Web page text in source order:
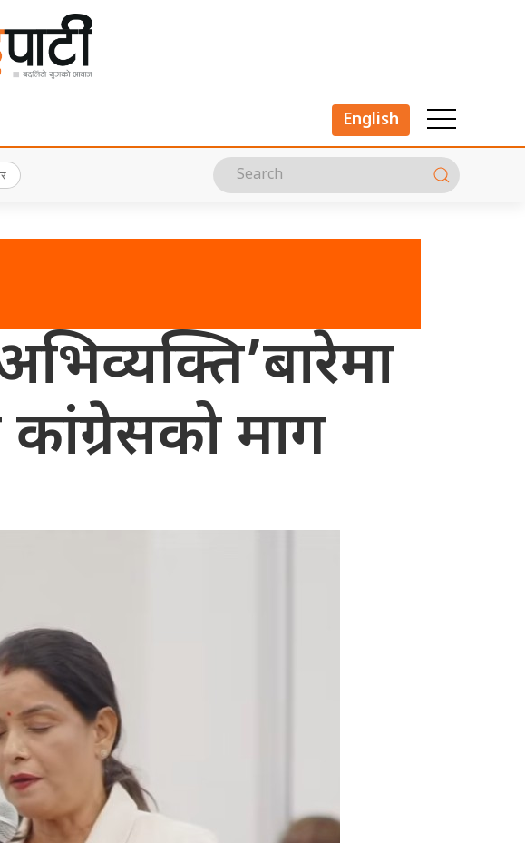
English
अभिव्यक्ति’बारेमा
माग